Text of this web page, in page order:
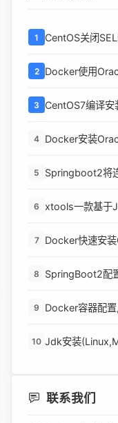
1 CentOS关闭
2 Docker使用
3
CentOS7编译
4 Docker安装
5
Springboot2将
6 xtools一款基于
7
Docker快速安
8
SpringBoot2配
9 Docker容器配
10 Jdk安装
联系我们